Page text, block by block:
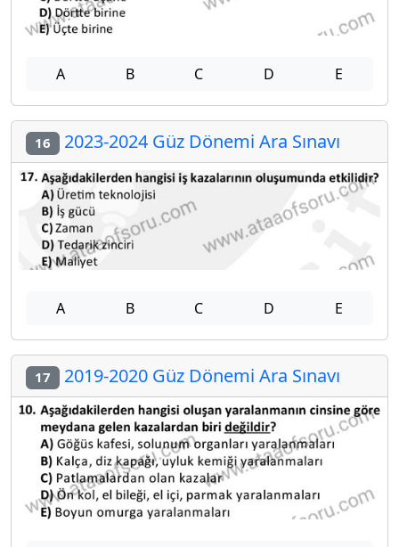
A B C D E
16 2023-2024 Güz Dönemi Ara Sınavı
A B C D E
17 2019-2020 Güz Dönemi Ara Sınavı